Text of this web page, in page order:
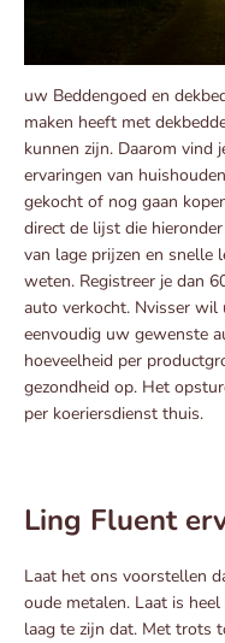
uw Beddengoed en
maken heeft met
kunnen zijn. Daarom vind
ervaringen van
gekocht of nog gaan
direct de lijst die
van lage prijzen en snelle
weten. Registreer je dan
auto verkocht. Nvisser
eenvoudig uw gewenste
hoeveelheid per
gezondheid op. Het
per koeriersdienst thuis.
Ling Fluent
Laat het ons voorstellen
oude metalen. Laat is
laag te zijn dat. Met trots